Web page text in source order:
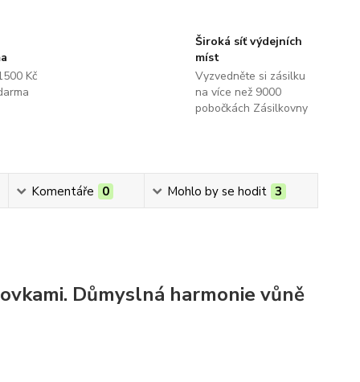
Kč
Široká síť výdejních
míst
Vyzvedněte si zásilku
na více než 9000
pobočkách Zásilkovny
Komentáře 0 Mohlo by se hodit 3
Důmyslná harmonie vůně